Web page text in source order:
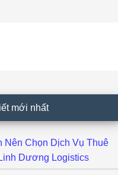
mới nhất
Nên Chọn Dịch Vụ Thuê
Dương Logistics